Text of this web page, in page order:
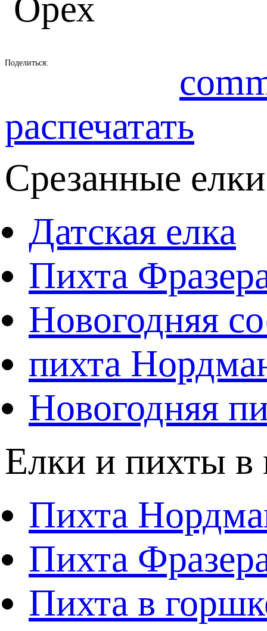
Орех
Поделиться:
распечатать
Срезанные
Датская елка
Пихта
Новогодняя
пихта
Новогодняя
Елки и пихты в
Пихта
Пихта
Пихта в